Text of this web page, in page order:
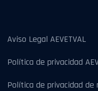
Aviso Legal AEVETVAL
Política de privacidad
Política de privacidad de